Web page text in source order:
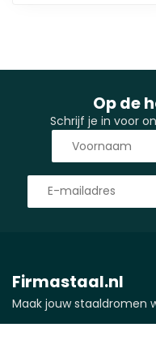
Op de
Schrijf je in voor
Firmastaal.nl
Maak jouw staaldromen